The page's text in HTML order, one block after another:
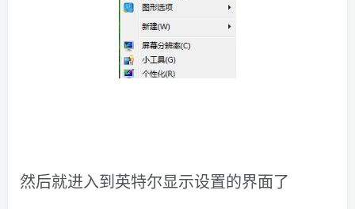
然后就进入到英特尔显示设置的界面了